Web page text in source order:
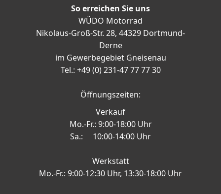
So erreichen Sie uns
WÜDO Motorrad
Nikolaus-Groß-Str. 28, 44329 Dortmund-
Derne
im Gewerbegebiet Gneisenau
Tel.: +49 (0) 231-47 77 77 30
Öffnungszeiten:
Verkauf
Mo.-Fr.: 9:00-18:00 Uhr
Sa.: 10:00-14:00 Uhr
Werkstatt
Mo.-Fr.: 9:00-12:30 Uhr, 13:30-18:00 Uhr